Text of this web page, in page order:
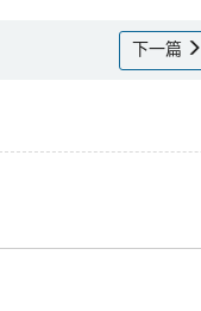
下一篇